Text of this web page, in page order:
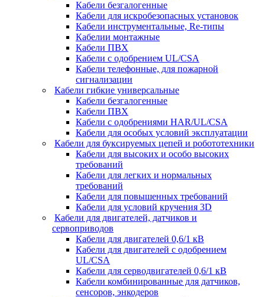
Кабели безгалогенные
Кабели для искробезопасных установок
Кабели инструментальные, Re-типы
Кабелии монтажные
Кабели ПВХ
Кабели с одобрением UL/CSA
Кабели телефонные, для пожарной
сигнализации
Кабели гибкие универсальные
Кабели безгалогенные
Кабели ПВХ
Кабели с одобрениями HAR/UL/CSA
Кабели для особых условий эксплуатации
Кабели для буксируемых цепей и робототехники
Кабели для высоких и особо высоких
требований
Кабели для легких и нормальных
требований
Кабели для повышенных требований
Кабели для условий кручения 3D
Кабели для двигателей, датчиков и
сервоприводов
Кабели для двигателей 0,6/1 кВ
Кабели для двигателей с одобрением
UL/CSA
Кабели для серводвигателей 0,6/1 кВ
Кабели комбинированные для датчиков,
cенсоров, энкодеров